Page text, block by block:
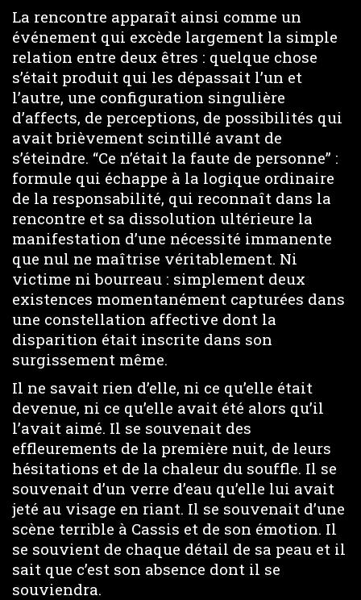
La rencontre apparaît ainsi comme un
événement qui excède largement la simple
relation entre deux êtres : quelque chose
s’était produit qui les dépassait l’un et
l’autre, une configuration singulière
d’affects, de perceptions, de possibilités qui
avait brièvement scintillé avant de
s’éteindre. “Ce n’était la faute de personne” :
formule qui échappe à la logique ordinaire
de la responsabilité, qui reconnaît dans la
rencontre et sa dissolution ultérieure la
manifestation d’une nécessité immanente
que nul ne maîtrise véritablement. Ni
victime ni bourreau : simplement deux
existences momentanément capturées dans
une constellation affective dont la
disparition était inscrite dans son
surgissement même.
Il ne savait rien d’elle, ni ce qu’elle était
devenue, ni ce qu’elle avait été alors qu’il
l’avait aimé. Il se souvenait des
effleurements de la première nuit, de leurs
hésitations et de la chaleur du souffle. Il se
souvenait d’un verre d’eau qu’elle lui avait
jeté au visage en riant. Il se souvenait d’une
scène terrible à Cassis et de son émotion. Il
se souvient de chaque détail de sa peau et il
sait que c’est son absence dont il se
souviendra.